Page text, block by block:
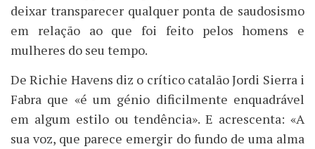
deixar transparecer qualquer ponta de saudosismo
em relação ao que foi feito pelos homens e
mulheres do seu tempo.
De Richie Havens diz o crítico catalão Jordi Sierra i
Fabra que «é um génio dificilmente enquadrável
em algum estilo ou tendência». E acrescenta: «A
sua voz, que parece emergir do fundo de uma alma